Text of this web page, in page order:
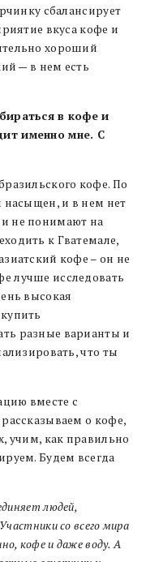
сбалансирует
вкуса кофе и
хороший
— в нем есть
в кофе и
именно мне. С
кофе. По
насыщен, и в нем нет
не понимают на
к Гватемале,
кофе – он не
лучше исследовать
высокая
разные варианты и
что ты
вместе с
о кофе,
учим, как правильно
Будем всегда
людей,
со всего мира
кофе и даже воду. А